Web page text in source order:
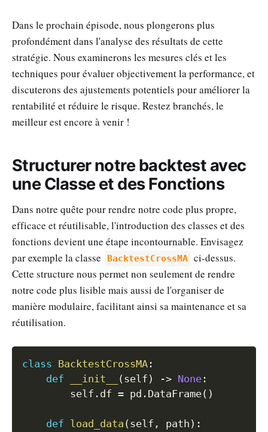
Dans le prochain épisode, nous plongerons plus
profondément dans l'analyse des résultats de cette
stratégie. Nous examinerons les mesures clés et les
techniques pour évaluer objectivement la performance, et
discuterons des ajustements potentiels pour améliorer la
rentabilité et réduire le risque. Restez branchés, le
meilleur est encore à venir !
Structurer notre backtest avec
une Classe et des Fonctions
Dans notre quête pour rendre notre code plus propre,
efficace et réutilisable, l'introduction des classes et des
fonctions devient une étape incontournable. Envisagez
par exemple la classe
BacktestCrossMA ci-dessus.
Cette structure nous permet non seulement de rendre
notre code plus lisible mais aussi de l'organiser de
manière modulaire, facilitant ainsi sa maintenance et sa
réutilisation.
class BacktestCrossMA :
def
__init__ (self ) -> None :
        self
. df = pd . DataFrame( )
def load_data (self , path ) :